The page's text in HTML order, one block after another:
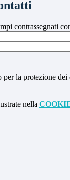
contrassegnati
la protezione
nella